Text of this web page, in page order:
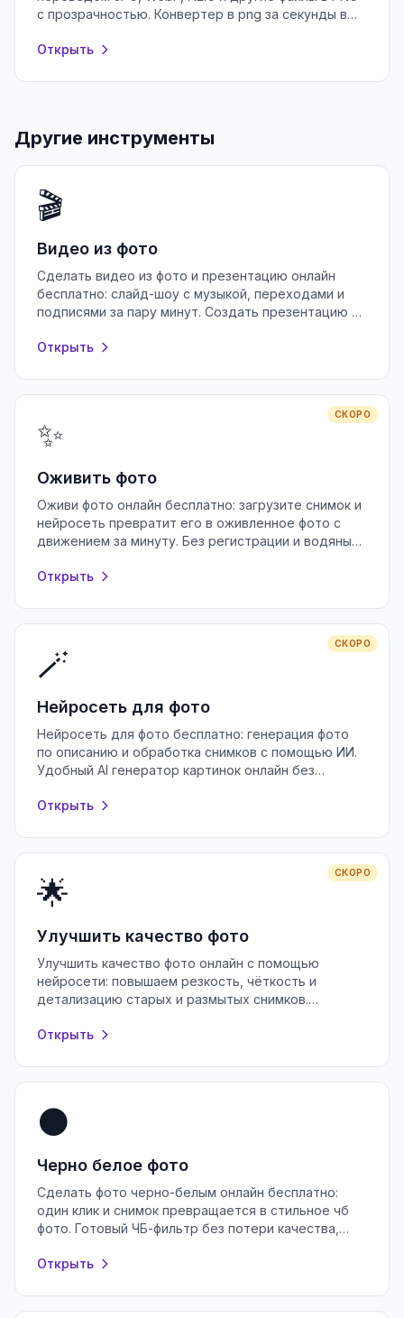
с прозрачностью. Конвертер в png за секунды в
Открыть
Другие инструменты
🎬
Видео из фото
Сделать видео из фото и презентацию онлайн
бесплатно: слайд-шоу с музыкой, переходами и
подписями за пару минут. Создать презентацию в
Открыть
СКОРО
✨
Оживить фото
Оживи фото онлайн бесплатно: загрузите снимок и
нейросеть превратит его в оживленное фото с
движением за минуту. Без регистрации и водяных
Открыть
СКОРО
🪄
Нейросеть для фото
Нейросеть для фото бесплатно: генерация фото
по описанию и обработка снимков с помощью ИИ.
Удобный AI генератор картинок онлайн без
Открыть
СКОРО
🌟
Улучшить качество фото
Улучшить качество фото онлайн с помощью
нейросети: повышаем резкость, чёткость и
детализацию старых и размытых снимков.
Открыть
⚫
Черно белое фото
Сделать фото черно-белым онлайн бесплатно:
один клик и снимок превращается в стильное чб
фото. Готовый ЧБ-фильтр без потери качества,
Открыть